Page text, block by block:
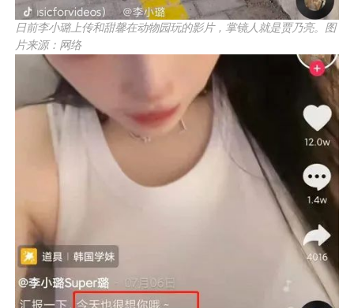
日前李小璐上传和甜馨在动物园玩的影片，掌镜人就是贾乃亮。图
片来源：网络